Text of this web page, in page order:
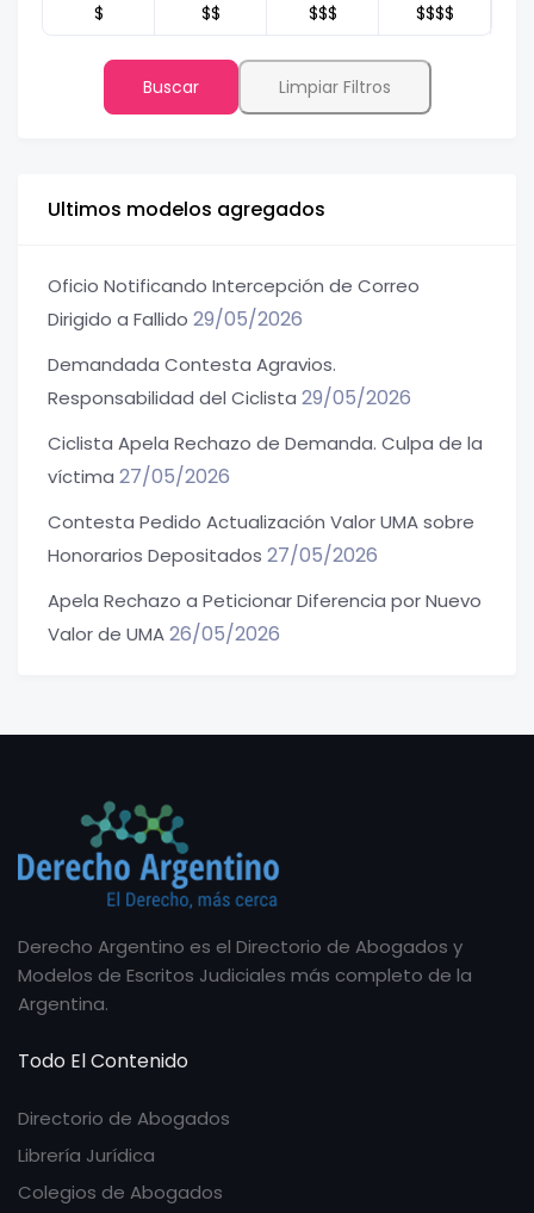
$ $$ $$$ $$$$
Buscar Limpiar Filtros
Ultimos modelos agregados
Oficio Notificando Intercepción de Correo
Dirigido a Fallido 29/05/2026
Demandada Contesta Agravios.
Responsabilidad del Ciclista 29/05/2026
Ciclista Apela Rechazo de Demanda. Culpa de la
víctima 27/05/2026
Contesta Pedido Actualización Valor UMA sobre
Honorarios Depositados 27/05/2026
Apela Rechazo a Peticionar Diferencia por Nuevo
Valor de UMA26/05/2026
Derecho Argentino es el Directorio de Abogados y
Modelos de Escritos Judiciales más completo de la
Argentina.
Todo El Contenido
Directorio de Abogados
Librería Jurídica
Colegios de Abogados